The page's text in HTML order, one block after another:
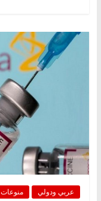
عربي ودولي منوعات